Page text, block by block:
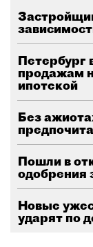
Петербург
продажам
ипотекой
Без
Пошли в
одобрения
Новые
ударят по